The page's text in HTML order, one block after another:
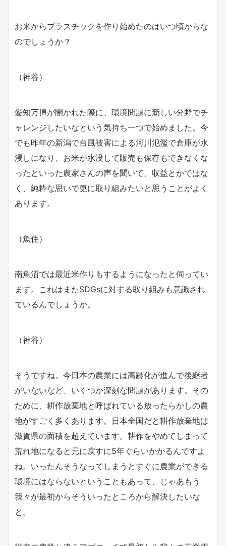
お米からプラスチックを作り始めたのはいつ頃からな
のでしょうか？
（神谷）
愛知万博が開かれた際に、環境問題に新しい分野でチ
ャレンジしたいなという気持ち一つで始めました。今
でも昨年の新潟で台風被害による河川氾濫で倉庫が水
浸しになり、お米が水没して販売も保存もできなくな
ったといった農家さんの声を聞いて、収益とかではな
く、純粋な思いで更に取り組みたいと思うことがよく
あります。
（魚住）
南魚沼では最近米作りもするようになったと伺ってい
ます。これはまたSDGsに対する取り組みも意識され
ているんでしょうか。
（神谷）
そうですね。今日本の農業には高齢化が進んで後継者
がいないなど、いくつか深刻な問題があります。その
ために、耕作放棄地と呼ばれている放ったらかしの農
地がすごく多くあります。日本全国だと耕作放棄地は
滋賀県の面積を超えています。耕作をやめてしまって
荒れ地になると元に戻すに5年ぐらいかかるんですよ
ね。いったんそうなってしまうとすぐに農業ができる
環境にはならないということもあって、じゃあもう
我々が最初からそういったところから解決したいな
と。